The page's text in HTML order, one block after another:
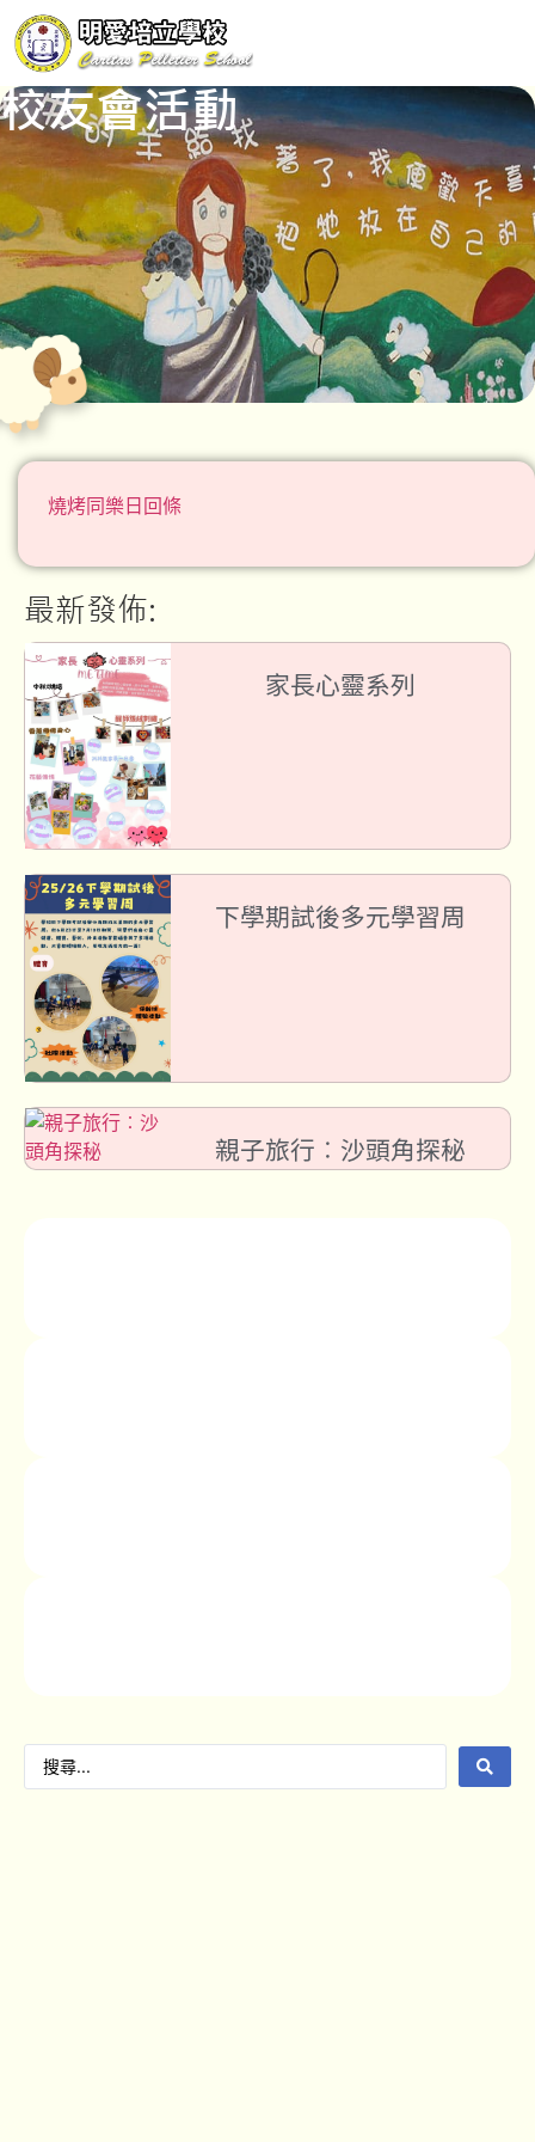
校友會活動
最新發佈:
家長心靈系列
下學期試後多元學習周
親子旅行︰沙頭角探秘
燒烤同樂日回條